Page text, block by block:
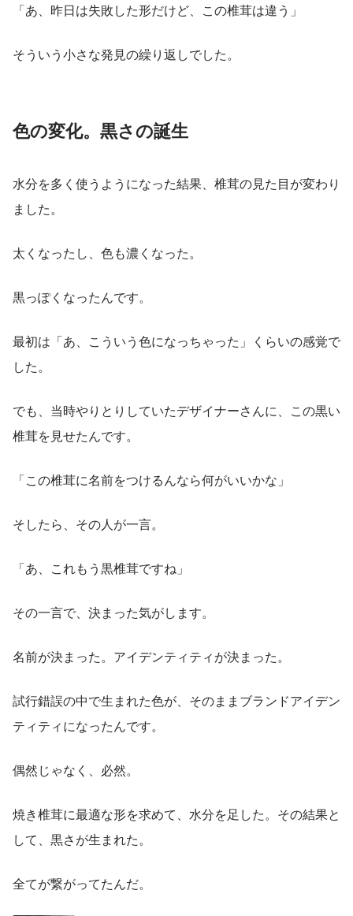
「あ、昨日は失敗した形だけど、この椎茸は違う」
そういう小さな発見の繰り返しでした。
色の変化。黒さの誕生
水分を多く使うようになった結果、椎茸の見た目が変わり
ました。
太くなったし、色も濃くなった。
黒っぽくなったんです。
最初は「あ、こういう色になっちゃった」くらいの感覚で
した。
でも、当時やりとりしていたデザイナーさんに、この黒い
椎茸を見せたんです。
「この椎茸に名前をつけるんなら何がいいかな」
そしたら、その人が一言。
「あ、これもう黒椎茸ですね」
その一言で、決まった気がします。
名前が決まった。アイデンティティが決まった。
試行錯誤の中で生まれた色が、そのままブランドアイデン
ティティになったんです。
偶然じゃなく、必然。
焼き椎茸に最適な形を求めて、水分を足した。その結果と
して、黒さが生まれた。
全てが繋がってたんだ。